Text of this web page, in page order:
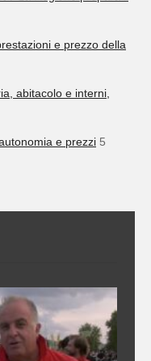
e prezzo della
abitacolo e interni,
e prezzi 5